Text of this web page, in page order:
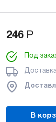
246 Р
Под
В